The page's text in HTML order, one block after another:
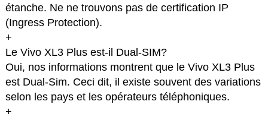
étanche. Ne ne trouvons pas de certification IP
(Ingress Protection).
+
Le Vivo XL3 Plus est-il Dual-SIM?
Oui, nos informations montrent que le Vivo XL3 Plus
est Dual-Sim. Ceci dit, il existe souvent des variations
selon les pays et les opérateurs téléphoniques.
+